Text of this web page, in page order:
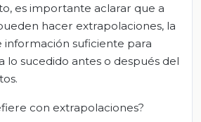
es importante aclarar que a
hacer extrapolaciones, la
información suficiente para
lo sucedido antes o después del
con extrapolaciones?